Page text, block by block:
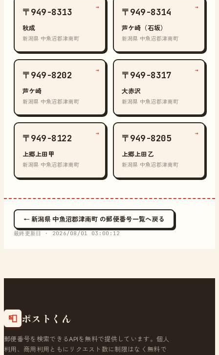
〒949-8313
秋成
新潟県 中魚沼郡津南町
→ 〒949-8314
芦ケ崎（石坂）
新潟県 中魚沼郡津南町
→
〒949-8202
芦ケ崎
新潟県 中魚沼郡津南町
→ 〒949-8317
大赤沢
新潟県 中魚沼郡津南町
→
〒949-8122
上郷上田甲
新潟県 中魚沼郡津南町
→ 〒949-8205
上郷上田乙
新潟県 中魚沼郡津南町
→
← 新潟県 中魚沼郡津南町 の郵便番号一覧へ戻る
最終更新日 · 2026/08/01 03:00:12
📮 ポストくん
郵便番号を検索できるAPIを無料で提供しています。個人
利用、商用利用ともにリクエスト数に制限はなく無料で